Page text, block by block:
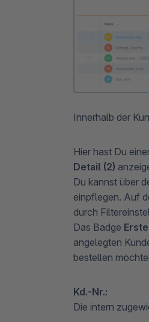
Innerhalb der
Hier hast Du
Detail (2)
Du kannst über
einpflegen. Auf
durch
Das Badge
angelegten
bestellen
Kd.-Nr.:
Die intern